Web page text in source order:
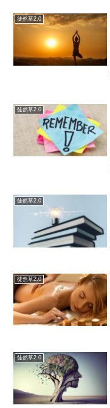
徒然草2.0
徒然草2.0
徒然草2.0
徒然草2.0
徒然草2.0